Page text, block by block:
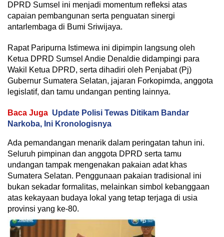
DPRD Sumsel ini menjadi momentum refleksi atas
capaian pembangunan serta penguatan sinergi
antarlembaga di Bumi Sriwijaya.
​Rapat Paripurna Istimewa ini dipimpin langsung oleh
Ketua DPRD Sumsel Andie Denaldie didampingi para
Wakil Ketua DPRD, serta dihadiri oleh Penjabat (Pj)
Gubernur Sumatera Selatan, jajaran Forkopimda, anggota
legislatif, dan tamu undangan penting lainnya.
Baca Juga Update Polisi Tewas Ditikam Bandar
Narkoba, Ini Kronologisnya
​​Ada pemandangan menarik dalam peringatan tahun ini.
Seluruh pimpinan dan anggota DPRD serta tamu
undangan tampak mengenakan pakaian adat khas
Sumatera Selatan. Penggunaan pakaian tradisional ini
bukan sekadar formalitas, melainkan simbol kebanggaan
atas kekayaan budaya lokal yang tetap terjaga di usia
provinsi yang ke-80.